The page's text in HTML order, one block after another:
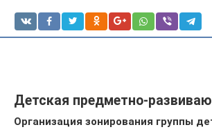
Детская предметно-
Организация зонирования группы